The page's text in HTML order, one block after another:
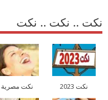
نكت .. نكت .. نكت
نكت 2023 نكت مصرية